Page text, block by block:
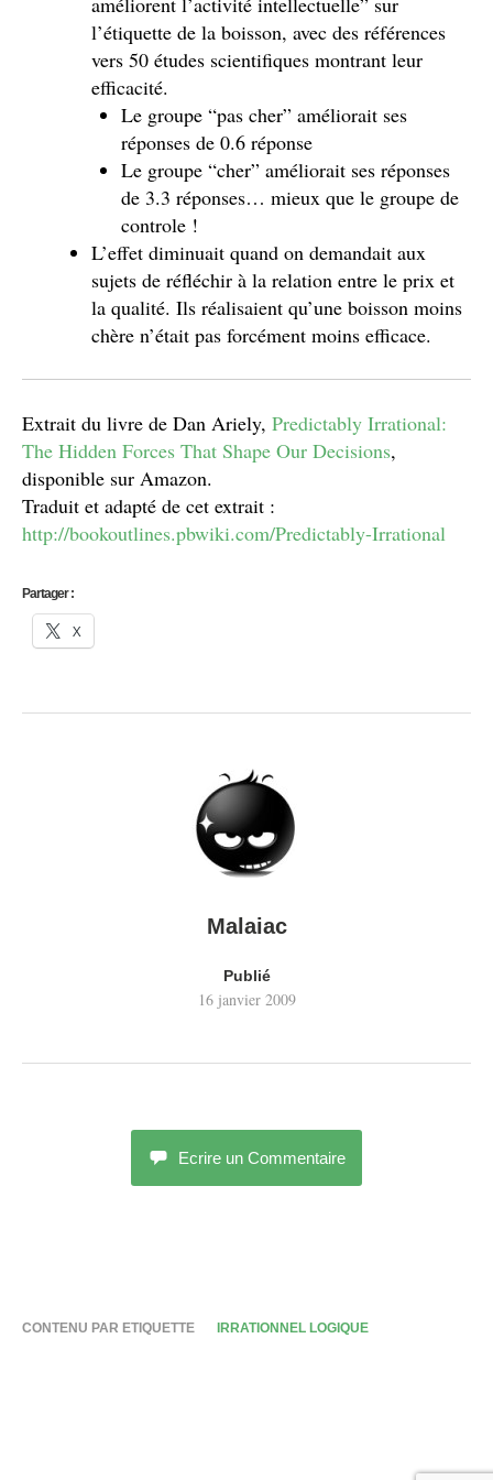
l’étiquette de la boisson, avec des références
vers 50 études scientifiques montrant leur
efficacité.
Le groupe “pas cher” améliorait ses
réponses de 0.6 réponse
Le groupe “cher” améliorait ses réponses
de 3.3 réponses… mieux que le groupe de
controle !
L’effet diminuait quand on demandait aux
sujets de réfléchir à la relation entre le prix et
la qualité. Ils réalisaient qu’une boisson moins
chère n’était pas forcément moins efficace.
Extrait du livre de Dan Ariely, Predictably Irrational:
The Hidden Forces That Shape Our Decisions,
disponible sur Amazon.
Traduit et adapté de cet extrait :
http://bookoutlines.pbwiki.com/Predictably-Irrational
Partager :
X
Malaiac
Publié
16 janvier 2009
Ecrire un Commentaire
CONTENU PAR ETIQUETTE IRRATIONNEL LOGIQUE